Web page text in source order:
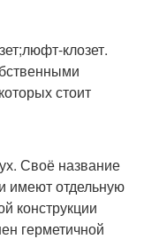
клозет.
стоит
Своё название
имеют отдельную
конструкции
герметичной